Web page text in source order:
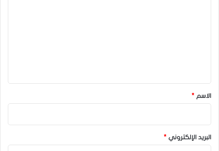
*
الاسم *
البريد الإلكتروني *